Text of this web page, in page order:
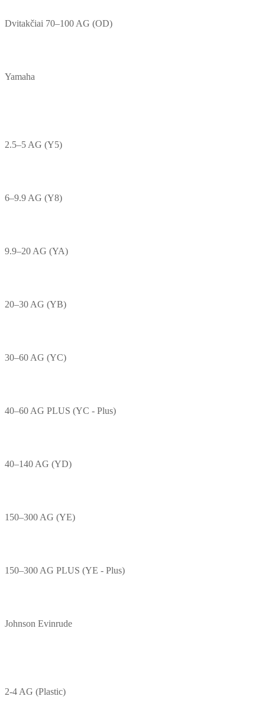
Dvitakčiai 70–100 AG (OD)
Yamaha
2.5–5 AG (Y5)
6–9.9 AG (Y8)
9.9–20 AG (YA)
20–30 AG (YB)
30–60 AG (YC)
40–60 AG PLUS (YC - Plus)
40–140 AG (YD)
150–300 AG (YE)
150–300 AG PLUS (YE - Plus)
Johnson Evinrude
2-4 AG (Plastic)